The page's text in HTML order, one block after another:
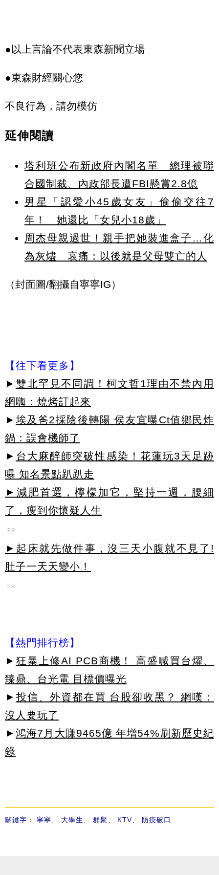
●以上言論不代表東森新聞立場
●東森財經關心您
不良行為，請勿模仿
延伸閱讀
塔利班公布新政府內閣名單 總理被聯
合國制裁、內政部長遭FBI懸賞2.8億
男星「認愛小45歲女友」偷偷交往7
年！ 她還比「女兒小18歲」
周杰母親過世！親手把她裝進盒子…化
為灰燼 哀痛：以後就是父母雙亡的人
（封面圖/翻攝自寧寧IG）
【往下看更多】
► 雙北罕見不同調！柯文哲1理由不禁內用
網嗨：燒烤訂起來
► 埃及爸2採陰後轉陽 侯友宜曝Ct值鄉民炸
鍋：誤會機師了
► 台大麻醉師突破性感染！花蓮玩3天足跡
曝 知名景點趴趴走
►減肥首選，檸檬加它，堅持一週，腰細
了，瘦到你懷疑人生
PR
►起床就先做件事，沒三天小腹就不見了!
肚子一天天變小！
PR
【熱門排行榜】
► 狂暴上修AI PCB商機！ 高盛喊買台燿、
臻鼎、台光電 目標價曝光
► 投信、外資都在買 台股卻收黑？ 網嘆：
沒人要玩了
► 鴻海7月大賺9465億 年增54%刷新歷史紀
錄
關鍵字： 寧寧、 大學生、 群聚、 KTV、 防疫破口